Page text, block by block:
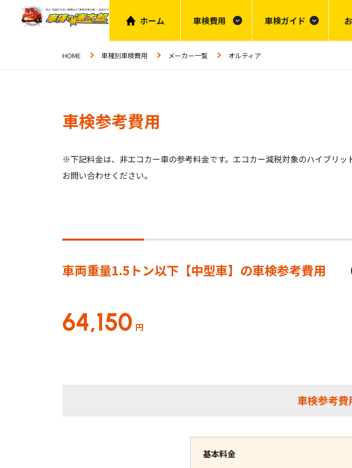
ホーム 車検費用 車検ガイド
HOME 車種別車検費用 メーカー一覧 オルティア
車検参考費用
※下記料金は、非エコカー車の参考料金です。エコカー減税対象のハイブリ
お問い合わせください。
車両重量1.5トン以下【中型車】の車検参考費用
64,150 円
車検参考
基本料金